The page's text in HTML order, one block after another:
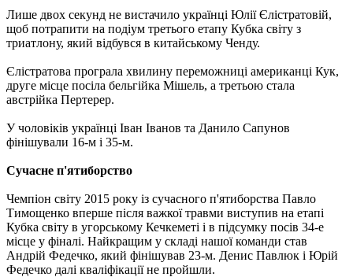
Лише двох секунд не вистачило українці Юлії Єлістратовій,
щоб потрапити на подіум третього етапу Кубка світу з
триатлону, який відбувся в китайському Ченду.
Єлістратова програла хвилину переможниці американці Кук,
друге місце посіла бельгійка Мішель, а третьою стала
австрійка Пертерер.
У чоловіків українці Іван Іванов та Данило Сапунов
фінішували 16-м і 35-м.
Сучасне п'ятиборство
Чемпіон світу 2015 року із сучасного п'ятиборства Павло
Тимощенко вперше після важкої травми виступив на етапі
Кубка світу в угорському Кечкеметі і в підсумку посів 34-е
місце у фіналі. Найкращим у складі нашої команди став
Андрій Федечко, який фінішував 23-м. Денис Павлюк і Юрій
Федечко далі кваліфікації не пройшли.